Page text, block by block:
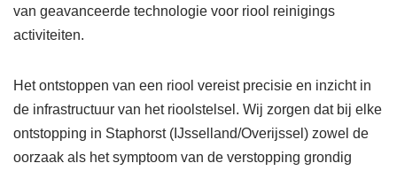
van geavanceerde technologie voor riool reinigings
activiteiten.
Het ontstoppen van een riool vereist precisie en inzicht in
de infrastructuur van het rioolstelsel. Wij zorgen dat bij elke
ontstopping in Staphorst (IJsselland/Overijssel) zowel de
oorzaak als het symptoom van de verstopping grondig